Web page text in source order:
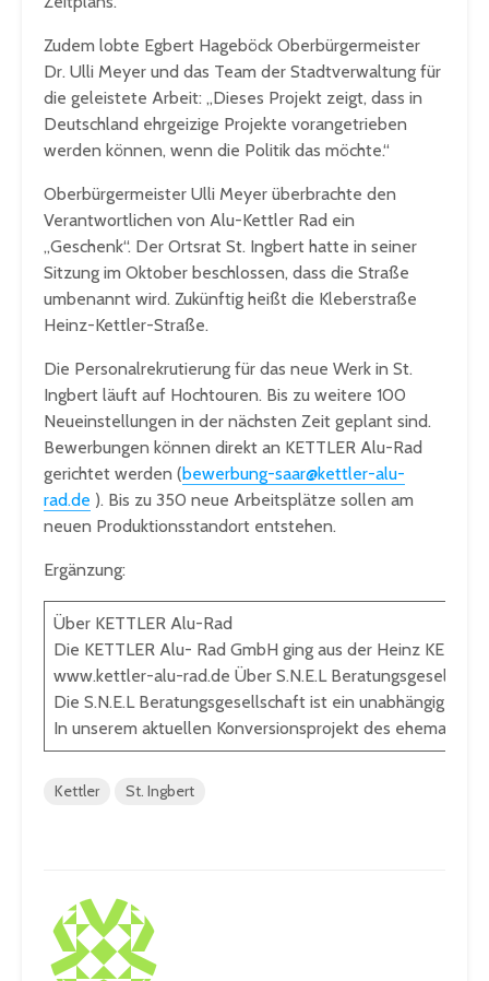
Zudem lobte Egbert Hageböck Oberbürgermeister
Dr. Ulli Meyer und das Team der Stadtverwaltung für
die geleistete Arbeit: „Dieses Projekt zeigt, dass in
Deutschland ehrgeizige Projekte vorangetrieben
werden können, wenn die Politik das möchte.“
Oberbürgermeister Ulli Meyer überbrachte den
Verantwortlichen von Alu-Kettler Rad ein
„Geschenk“. Der Ortsrat St. Ingbert hatte in seiner
Sitzung im Oktober beschlossen, dass die Straße
umbenannt wird. Zukünftig heißt die Kleberstraße
Heinz-Kettler-Straße.
Die Personalrekrutierung für das neue Werk in St.
Ingbert läuft auf Hochtouren. Bis zu weitere 100
Neueinstellungen in der nächsten Zeit geplant sind.
Bewerbungen können direkt an KETTLER Alu-Rad
gerichtet werden (bewerbung-saar@kettler-alu-
rad.de ). Bis zu 350 neue Arbeitsplätze sollen am
neuen Produktionsstandort entstehen.
Ergänzung:
Über KETTLER Alu-Rad
Die KETTLER Alu- Rad GmbH ging aus der Heinz
www.kettler-alu-rad.de Über S.N.E.L
Die S.N.E.L Beratungsgesellschaft ist ein
In unserem aktuellen Konversionsprojekt des
Kettler St. Ingbert